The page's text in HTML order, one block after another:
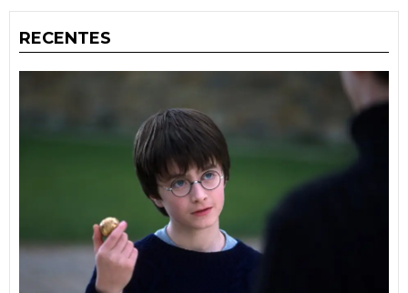
RECENTES